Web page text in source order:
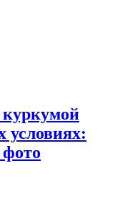
условиях: